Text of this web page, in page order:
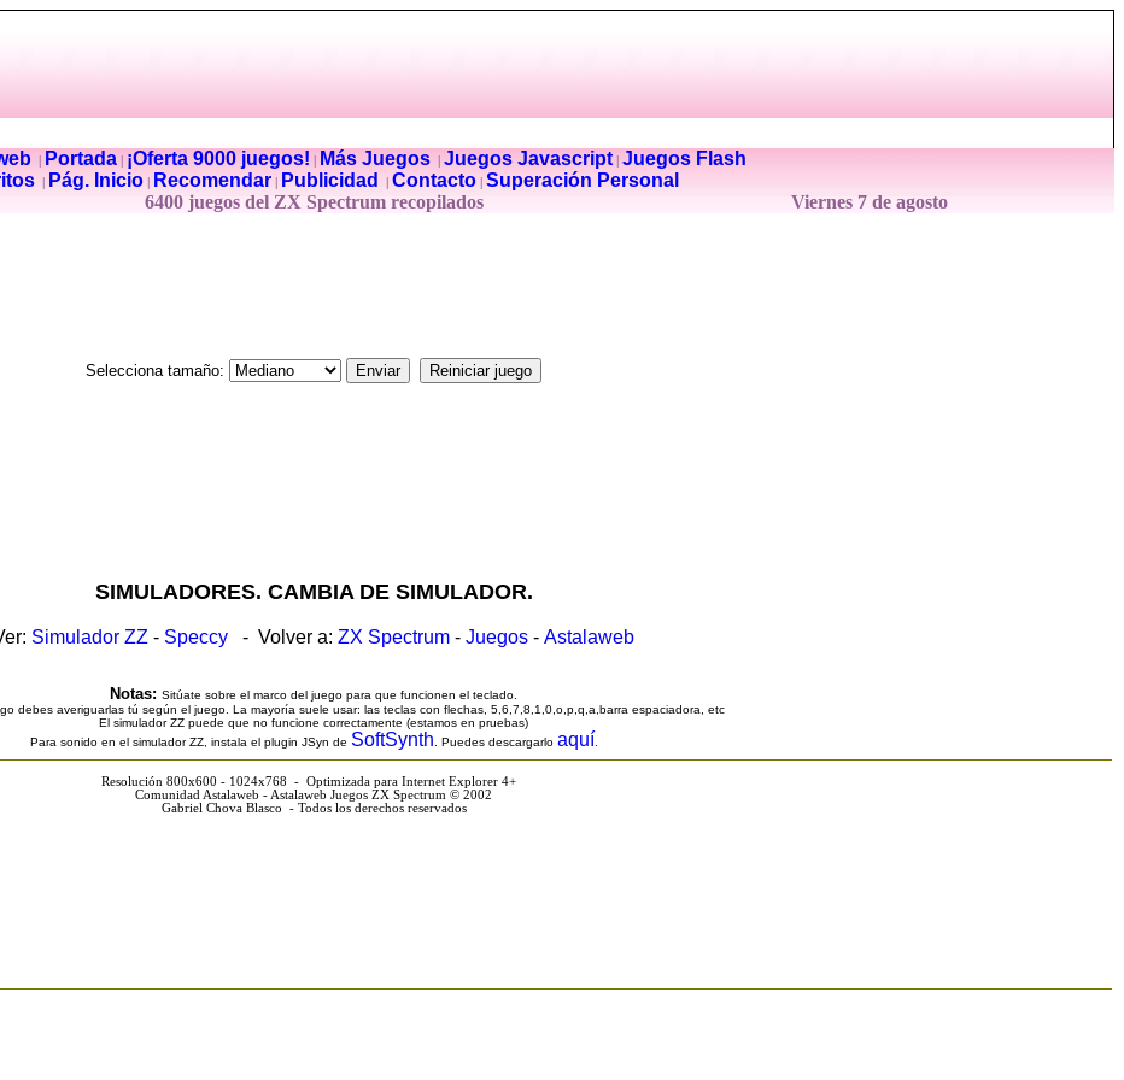
| Portada| ¡Oferta 9000 juegos! Más Juegos| Juegos Javascript| Juegos Flash
Pág. Inicio Recomendar Publicidad Contacto Superación Personal
6400 juegos del ZX Spectrum recopilados Viernes 7 de agosto
Selecciona tamaño:
SIMULADORES. CAMBIA DE SIMULADOR.
Simulador ZZ - Speccy - Volver a: ZX Spectrum - Juegos - Astalaweb
Notas: Sitúate sobre el marco del juego para que funcionen el teclado.
debes averiguarlas tú según el juego. La mayoría suele usar: las teclas con flechas, 5,6,7,8,1,0,o,p,q,a,barra espaciadora, etc
El simulador ZZ puede que no funcione correctamente (estamos en pruebas)
Para sonido en el simulador ZZ, instala el plugin JSyn de SoftSynth . Puedes descargarlo aquí
Resolución 800x600 - 1024x768 - Optimizada para Internet Explorer 4+
Comunidad Astalaweb - Astalaweb Juegos ZX Spectrum © 2002
Gabriel Chova Blasco - Todos los derechos reservados